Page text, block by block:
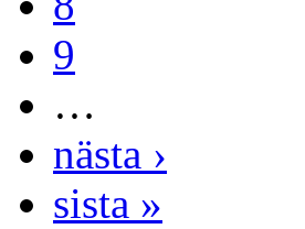
9
…
nästa ›
sista »